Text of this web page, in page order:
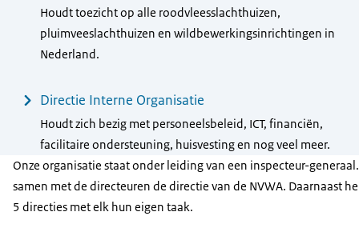
Houdt toezicht op alle roodvleesslachthuizen,
pluimveeslachthuizen en wildbewerkingsinrichtingen in
Nederland.
Directie Interne Organisatie
Houdt zich bezig met personeelsbeleid, ICT, financiën,
facilitaire ondersteuning, huisvesting en nog veel meer.
Onze organisatie staat onder leiding van een inspecteur-
samen met de directeuren de directie van de NVWA. Daarnaast
5 directies met elk hun eigen taak.